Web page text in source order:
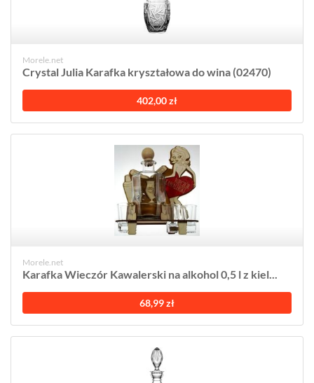
Morele.net
Crystal Julia Karafka kryształowa do wina (02470)
402,00 zł
Morele.net
Karafka Wieczór Kawalerski na alkohol 0,5 l z kiel...
68,99 zł